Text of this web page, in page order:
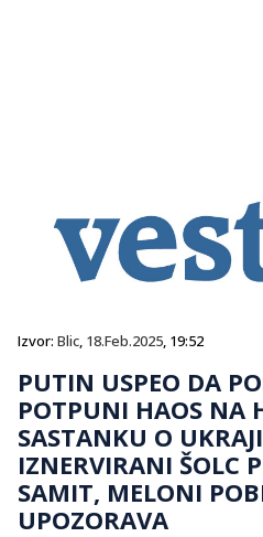
Izvor: Blic, 18.Feb.2025, 19:52
PUTIN USPEO DA
POTPUNI HAOS NA
SASTANKU O
IZNERVIRANI ŠOLC
SAMIT, MELONI
UPOZORAVA